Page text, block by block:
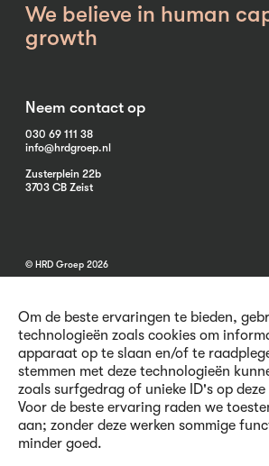
Om de beste ervaringen te bieden,
technologieën zoals cookies om
apparaat op te slaan en/of te
stemmen met deze technologieën
zoals surfgedrag of unieke ID's op
Voor de beste ervaring raden we
aan; zonder deze werken sommige
minder goed.
We believe in human
growth
Neem contact op
030 69 111 38
info@hrdgroep.nl
Zusterplein 22b
3703 CB Zeist
© HRD Groep 2026
Algemene informatie
Contact
Voorwaarden
Privacy en Cookies